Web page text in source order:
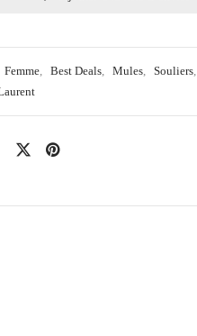
Femme, Best Deals, Mules, Souliers,